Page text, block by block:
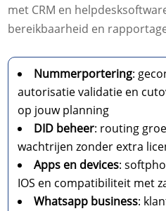
met CRM en
bereikbaarheid en
Nummerportering:
autorisatie validatie en
op jouw planning
DID beheer: routing
wachtrijen zonder extra
Apps en devices:
IOS en compatibiliteit met
Whatsapp business: